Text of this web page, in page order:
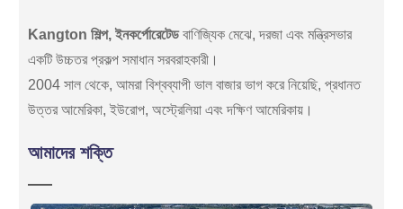
Kangton শিল্প, ইনকর্পোরেটেডবাণিজ্যিক মেঝে, দরজা এবং মন্ত্রিসভার
একটি উচ্চতর প্রকল্প সমাধান সরবরাহকারী।
2004 সাল থেকে, আমরা বিশ্বব্যাপী ভাল বাজার ভাগ করে নিয়েছি, প্রধানত
উত্তর আমেরিকা, ইউরোপ, অস্ট্রেলিয়া এবং দক্ষিণ আমেরিকায়।
আমাদের শক্তি